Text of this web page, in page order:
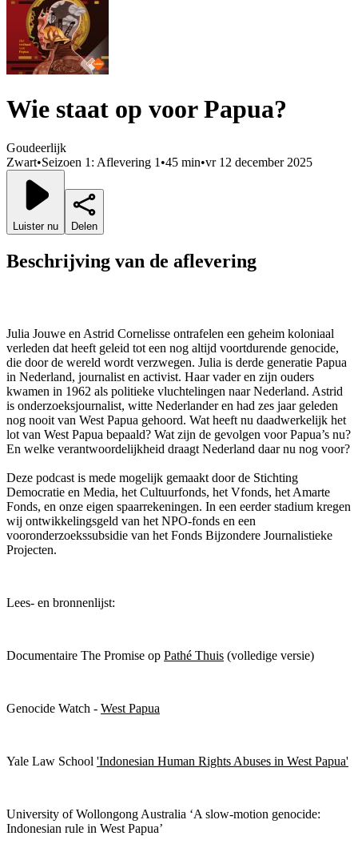
Wie staat op voor Papua?
Goudeerlijk
Zwart•Seizoen 1: Aflevering 1•45 min•vr 12 december 2025
Luister nu Delen
Beschrijving van de aflevering
Julia Jouwe en Astrid Cornelisse ontrafelen een geheim koloniaal
verleden dat heeft geleid tot een nog altijd voortdurende genocide,
die door de wereld wordt verzwegen. Julia is derde generatie Papua
in Nederland, journalist en activist. Haar vader en zijn ouders
kwamen in 1962 als politieke vluchtelingen naar Nederland. Astrid
is onderzoeksjournalist, witte Nederlander en had zes jaar geleden
nog nooit van West Papua gehoord. Wat heeft nu daadwerkelijk het
lot van West Papua bepaald? Wat zijn de gevolgen voor Papua’s nu?
En welke verantwoordelijkheid draagt Nederland daar nu nog voor?
Deze podcast is mede mogelijk gemaakt door de Stichting
Democratie en Media, het Cultuurfonds, het Vfonds, het Amarte
Fonds, en onze eigen spaarrekeningen. In een eerder stadium kregen
wij ontwikkelingsgeld van het NPO-fonds en een
vooronderzoekssubsidie van het Fonds Bijzondere Journalistieke
Projecten.
Lees- en bronnenlijst:
Documentaire The Promise op Pathé Thuis (volledige versie)
Genocide Watch - West Papua
Yale Law School 'Indonesian Human Rights Abuses in West Papua'
University of Wollongong Australia ‘A slow-motion genocide:
Indonesian rule in West Papua’